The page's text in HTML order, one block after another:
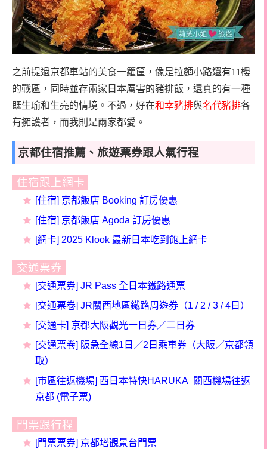
之前提過京都車站的美食一籮筐，像是拉麵小路還有11樓
的戰區，同時並存兩家日本厲害的豬排飯，還真的有一種
既生瑜和生亮的情境。不過，好在和幸豬排與名代豬排各
有擁護者，而我則是兩家都愛。
京都住宿推薦、旅遊票券跟人氣行程
住宿跟上網卡
[住宿] 京都飯店 Booking 訂房優惠
[住宿] 京都飯店 Agoda 訂房優惠
[網卡] 2025 Klook 最新日本吃到飽上網卡
交通票券
[交通票券] JR Pass 全日本鐵路通票
[交通票卷] JR關西地區鐵路周遊券（1 / 2 / 3 / 4日）
[交通卡] 京都大阪觀光一日券／二日券
[交通票卷] 阪急全線1日／2日乘車券（大阪／京都領
取）
[市區往返機場] 西日本特快HARUKA 關西機場往返
京都 (電子票)
門票跟行程
[門票票券] 京都塔觀景台門票